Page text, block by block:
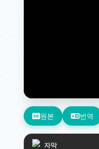
원본 번역
자막